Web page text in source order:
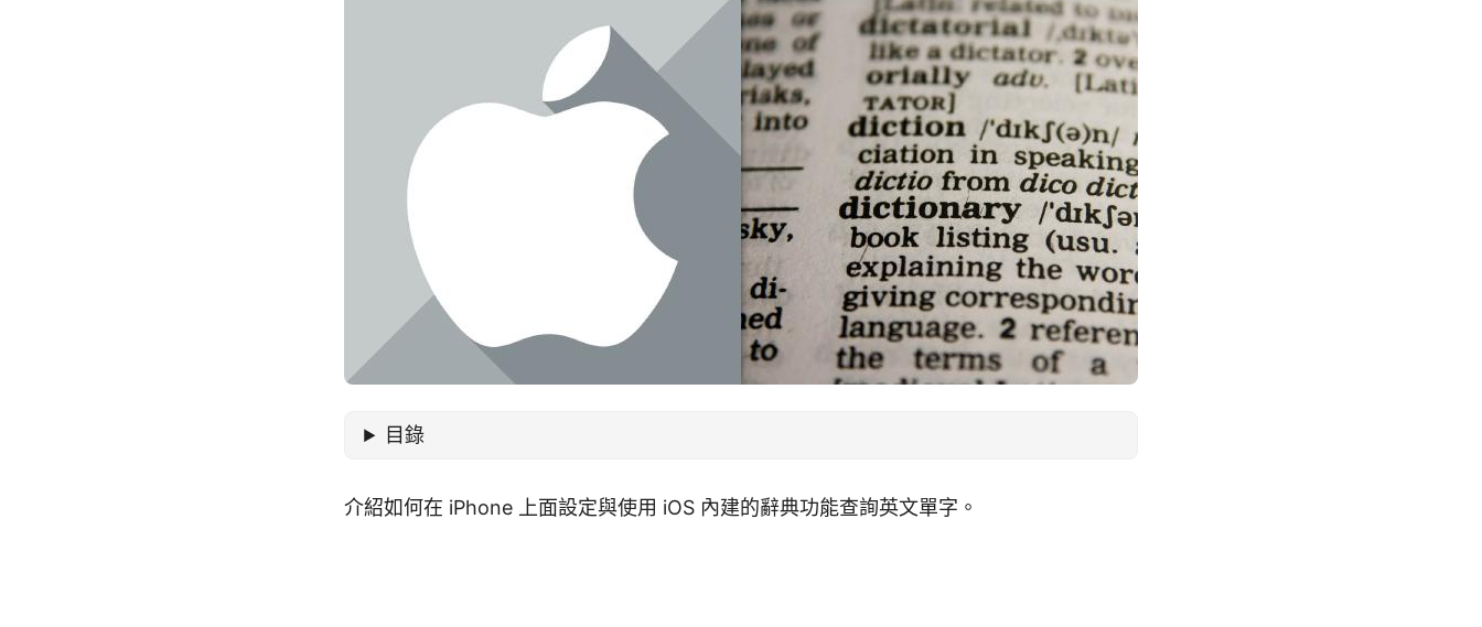
目錄
介紹如何在 iPhone 上面設定與使用 iOS 內建的辭典功能查詢英文單字。